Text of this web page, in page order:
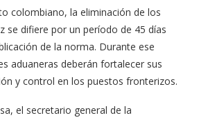
colombiano, la eliminación de los
se difiere por un período de 45 días
de la norma. Durante ese
aduaneras deberán fortalecer sus
y control en los puestos fronterizos.
el secretario general de la